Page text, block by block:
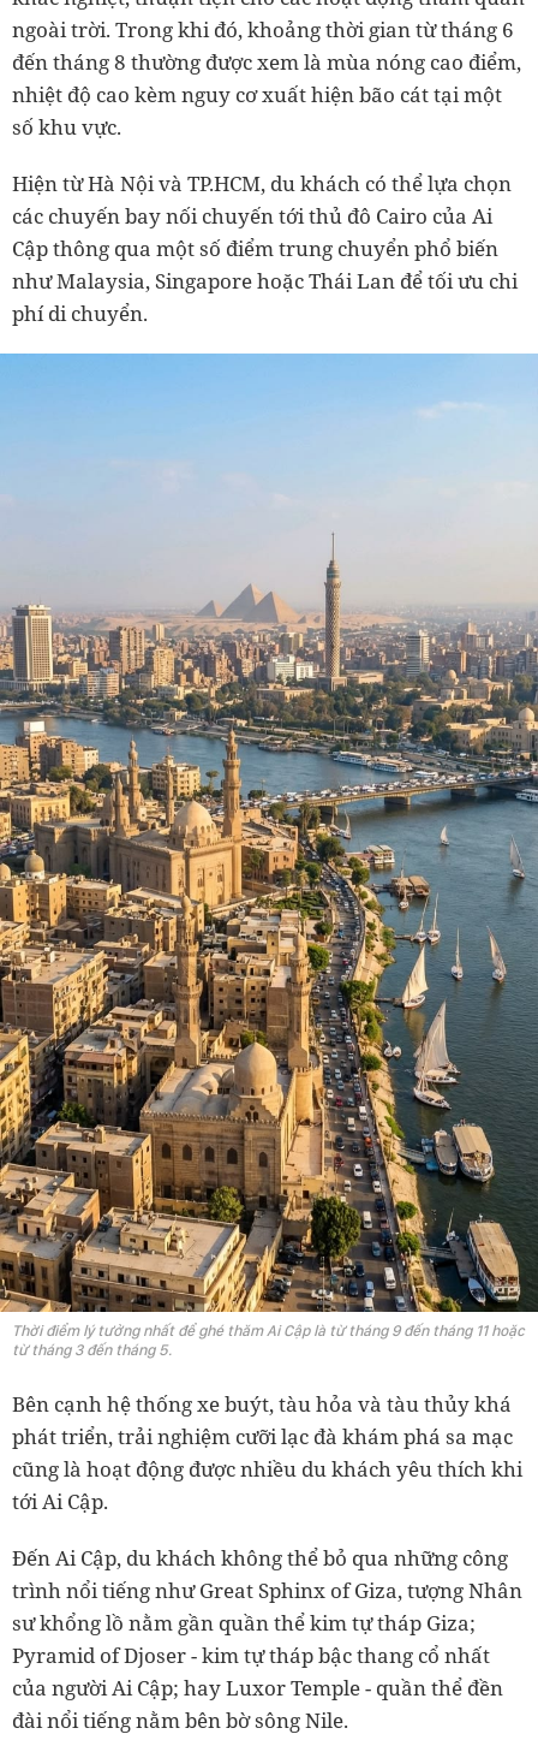
ngoài trời. Trong khi đó, khoảng thời gian từ tháng 6
đến tháng 8 thường được xem là mùa nóng cao điểm,
nhiệt độ cao kèm nguy cơ xuất hiện bão cát tại một
số khu vực.
Hiện từ Hà Nội và TP.HCM, du khách có thể lựa chọn
các chuyến bay nối chuyến tới thủ đô Cairo của Ai
Cập thông qua một số điểm trung chuyển phổ biến
như Malaysia, Singapore hoặc Thái Lan để tối ưu chi
phí di chuyển.
Thời điểm lý tưởng nhất để ghé thăm Ai Cập là từ tháng 9 đến tháng 11 hoặc
từ tháng 3 đến tháng 5.
Bên cạnh hệ thống xe buýt, tàu hỏa và tàu thủy khá
phát triển, trải nghiệm cưỡi lạc đà khám phá sa mạc
cũng là hoạt động được nhiều du khách yêu thích khi
tới Ai Cập.
Đến Ai Cập, du khách không thể bỏ qua những công
trình nổi tiếng như Great Sphinx of Giza, tượng Nhân
sư khổng lồ nằm gần quần thể kim tự tháp Giza;
Pyramid of Djoser - kim tự tháp bậc thang cổ nhất
của người Ai Cập; hay Luxor Temple - quần thể đền
đài nổi tiếng nằm bên bờ sông Nile.